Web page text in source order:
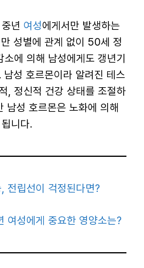
년 여성에게서만 발생하는
성별에 관계 없이 50세 정
에 의해 남성에게도 갱년기
성 호르몬이라 알려진 테스
, 정신적 건강 상태를 조절하
남성 호르몬은 노화에 의해
니다.
전립선이 걱정된다면?
여성에게 중요한 영양소는?